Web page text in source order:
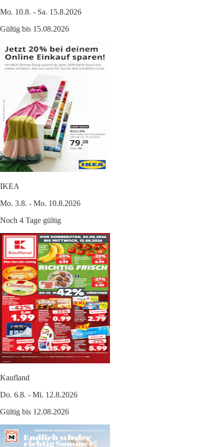
Mo. 10.8. - Sa. 15.8.2026
Gültig bis 15.08.2026
IKEA
Mo. 3.8. - Mo. 10.8.2026
Noch 4 Tage gültig
Kaufland
Do. 6.8. - Mi. 12.8.2026
Gültig bis 12.08.2026